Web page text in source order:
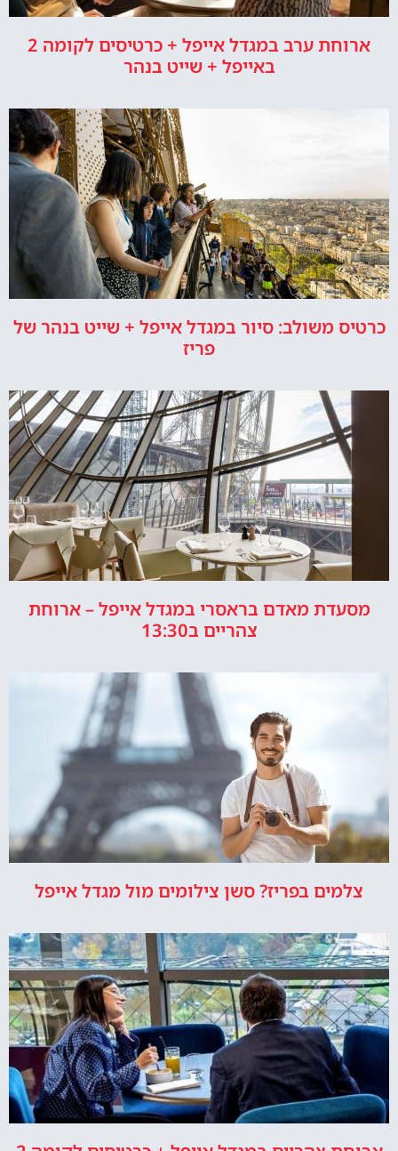
ארוחת ערב במגדל אייפל + כרטיסים לקומה 2
באייפל + שייט בנהר
כרטיס משולב: סיור במגדל אייפל + שייט בנהר של
פריז
מסעדת מאדם בראסרי במגדל אייפל – ארוחת
צהריים ב13:30
צלמים בפריז? סשן צילומים מול מגדל אייפל